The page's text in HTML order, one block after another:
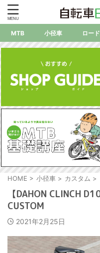
MTB 小径車 ロー
HOME > 小径車 > カスタム >
【DAHON CLINCH
CUSTOM
2021年2月25日